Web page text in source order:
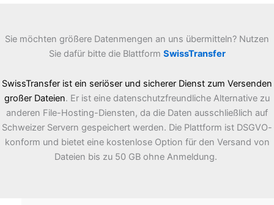
Sie möchten größere Datenmengen an uns übermitteln? Nutzen
Sie dafür bitte die Blattform SwissTransfer
SwissTransfer ist ein seriöser und sicherer Dienst zum Versenden
großer Dateien. Er ist eine datenschutzfreundliche Alternative zu
anderen File-Hosting-Diensten, da die Daten ausschließlich auf
Schweizer Servern gespeichert werden. Die Plattform ist DSGVO-
konform und bietet eine kostenlose Option für den Versand von
Dateien bis zu 50 GB ohne Anmeldung.